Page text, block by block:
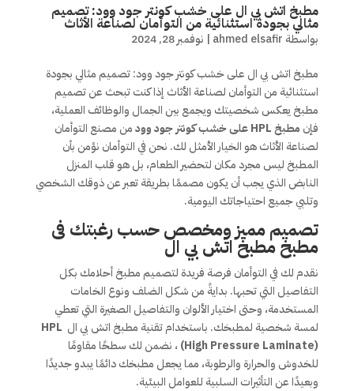
مطبخ اتش بي ال على خشب كونتر جود وود: تصميم
مثالي بجودة استثنائية من التوأمان لصناعة الأثاث
بواسطة ahmed elsafir
| نوفمبر 28, 2024
مطبخ اتش بي ال على خشب كونتر جود وود: تصميم مثالي بجودة
استثنائية من التوأمان لصناعة الأثاث إذا كنت تبحث عن تصميم
مطبخ يعكس شخصيتك ويجمع بين الجمال والوظائف العملية،
فإن مطبخ HPL على خشب كونتر جود وود
من مصنع التوأمان
لصناعة الأثاث هو الخيار الأمثل لك. نحن في التوأمان نؤمن بأن
المطبخ ليس مجرد مكان لتحضير الطعام، بل هو قلب المنزل
النابض الذي يجب أن يكون مصممًا بطريقة تعبر عن ذوقك الشخصي
وتلبي جميع احتياجاتك اليومية.
تصميم مميز ومخصص حسب رغبتك فى
مطبخ مطبخ اتش بي ال
نقدم لك في التوأمان فرصة فريدة لتصميم مطبخ أحلامك بكل
التفاصيل التي تحبها. بدايةً من شكل الضلف ونوع الخامات
المستخدمة، وحتى اختيار الألوان والتفاصيل الصغيرة التي تعطي
لمسة شخصية لمطبخك. باستخدام تقنية مطبخ اتش بي ال HPL
(High Pressure Laminate) ، نضمن لك سطحًا مقاومًا
للخدوش والحرارة والرطوبة، مما يجعل مطبخك دائمًا يبدو جديدًا
وبعيدًا عن التأثيرات السلبية للعوامل البيئية.